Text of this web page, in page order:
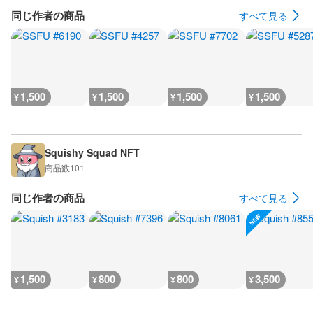
同じ作者の商品 すべて見る
¥1,500 ¥1,500 ¥1,500 ¥1,500
Squishy Squad NFT
商品数101
同じ作者の商品 すべて見る
¥1,500 ¥800 ¥800 ¥3,500